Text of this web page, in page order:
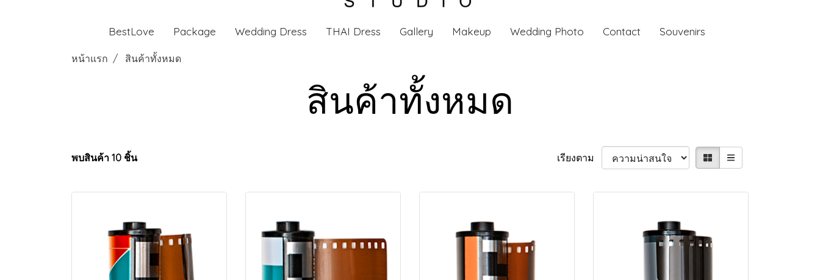
BestLove Package Wedding Dress THAI Dress Gallery Makeup Wedding Photo Contact Souvenirs
หน้าแรก สินค้าทั้งหมด
สินค้าทั้งหมด
พบสินค้า 10 ชิ้น เรียงตาม